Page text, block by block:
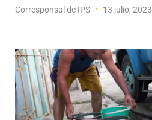
Corresponsal de IPS 13 julio, 2023